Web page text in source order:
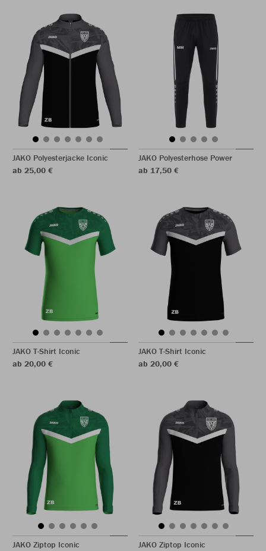
JAKO Polyesterjacke Iconic
ab 25,00 €
JAKO Polyesterhose Power
ab 17,50 €
JAKO T-Shirt Iconic
ab 20,00 €
JAKO T-Shirt Iconic
ab 20,00 €
JAKO Ziptop Iconic
JAKO Ziptop Iconic